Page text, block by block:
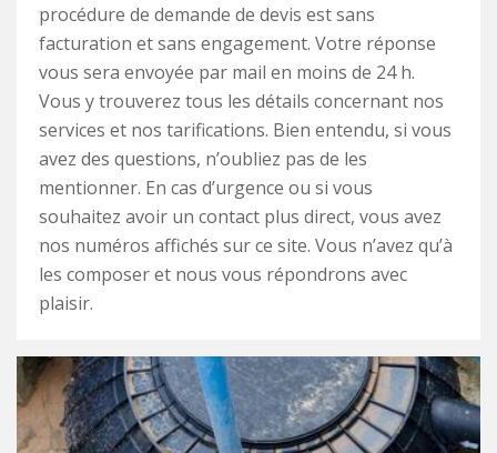
procédure de demande de devis est sans
facturation et sans engagement. Votre réponse
vous sera envoyée par mail en moins de 24 h.
Vous y trouverez tous les détails concernant nos
services et nos tarifications. Bien entendu, si vous
avez des questions, n’oubliez pas de les
mentionner. En cas d’urgence ou si vous
souhaitez avoir un contact plus direct, vous avez
nos numéros affichés sur ce site. Vous n’avez qu’à
les composer et nous vous répondrons avec
plaisir.